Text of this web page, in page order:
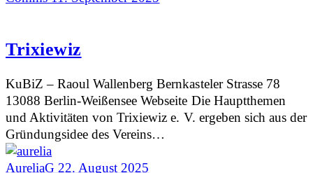
Trixiewiz
KuBiZ – Raoul Wallenberg Bernkasteler Strasse 78
13088 Berlin-Weißensee Webseite Die Hauptthemen
und Aktivitäten von Trixiewiz e. V. ergeben sich aus der
Gründungsidee des Vereins…
AureliaG 22. August 2025